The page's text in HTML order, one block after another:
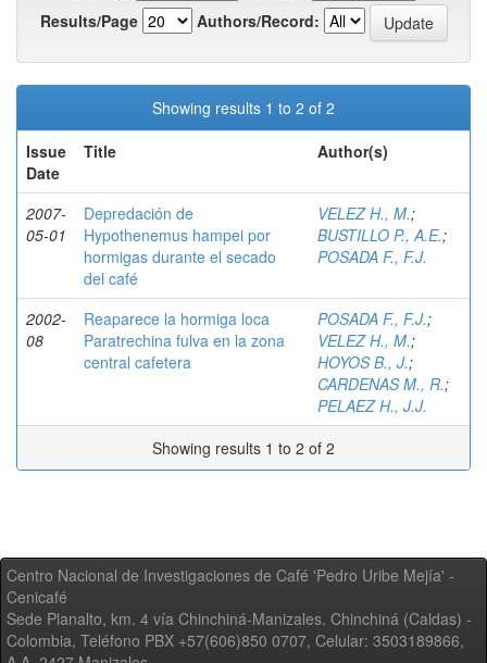
Results/Page
Authors/Record:
Showing results 1 to 2 of 2
Issue
Date
Title Author(s)
2007-
05-01
Depredación de
Hypothenemus hampei por
hormigas durante el secado
del café
VELEZ H., M.;
BUSTILLO P., A.E.;
POSADA F., F.J.
2002-
08
Reaparece la hormiga loca
Paratrechina fulva en la zona
central cafetera
POSADA F., F.J.;
VELEZ H., M.;
HOYOS B., J.;
CARDENAS M., R.;
PELAEZ H., J.J.
Showing results 1 to 2 of 2
Centro Nacional de Investigaciones de Café 'Pedro Uribe Mejía' -
Cenicafé
Sede Planalto, km. 4 vía Chinchiná-Manizales. Chinchiná (Caldas) -
Colombia, Teléfono PBX +57(606)850 0707, Celular: 3503189866,